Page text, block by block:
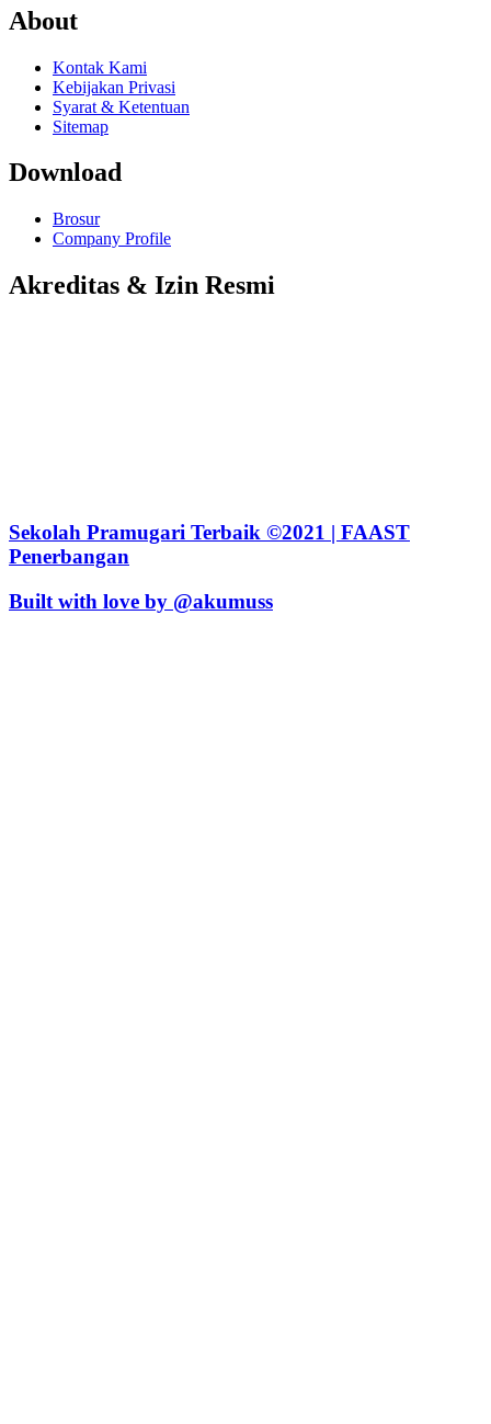
About
Kontak Kami
Kebijakan Privasi
Syarat & Ketentuan
Sitemap
Download
Brosur
Company Profile
Akreditas & Izin Resmi
Sekolah Pramugari Terbaik ©2021 | FAAST
Penerbangan
Built with love by @akumuss